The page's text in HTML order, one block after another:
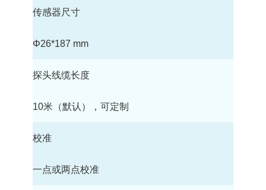
传感器尺寸
Φ26*187 mm
探头线缆长度
10米（默认），可定制
校准
一点或两点校准